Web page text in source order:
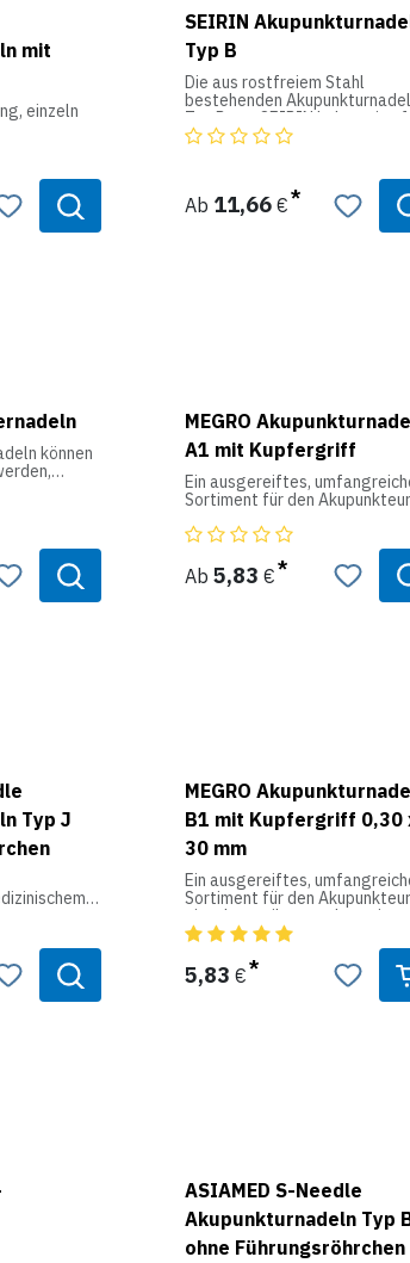
mit
einzeln
SEIRIN
Typ B
Die aus rostfreiem Stahl
bestehenden Akupunkturnadel
Typ B von SEIRIN haben eine
Silikonschicht, welche ein
ihrem geformten
garantieren sie einen
Griff und eine komfortable
Ab 11,66 €
können
gleitet in
MEGRO
A1 mit Kupfergriff
Ein ausgereiftes,
Sortiment für den
Führungsröhrchen -
Ab 5,83 €
Typ J
noch
farbigem
sorgt
MEGRO
B1 mit Kupfergriff 0,30
30 mm
Ein ausgereiftes,
Sortiment für den
einzeln steril verpackt - mit
Führungsröhrchen -
5,83 €
ASIAMED S-Needle
Akupunkturnadeln Typ
ohne Führungsröhrchen